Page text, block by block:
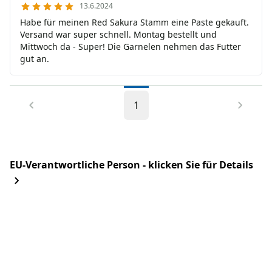
13.6.2024
Habe für meinen Red Sakura Stamm eine Paste gekauft.
Versand war super schnell. Montag bestellt und
Mittwoch da - Super! Die Garnelen nehmen das Futter
gut an.
1
EU-Verantwortliche Person - klicken Sie für Details